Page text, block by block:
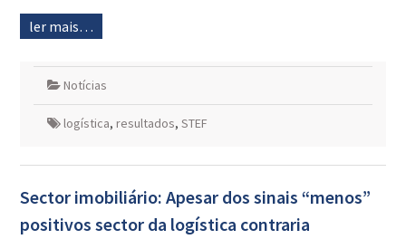
ler mais…
Notícias
logística, resultados, STEF
Sector imobiliário: Apesar dos sinais “menos”
positivos sector da logística contraria